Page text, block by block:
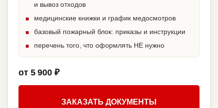
и вывоз отходов
медицинские книжки и график медосмотров
базовый пожарный блок: приказы и инструкции
перечень того, что оформлять НЕ нужно
от 5 900 ₽
ЗАКАЗАТЬ ДОКУМЕНТЫ